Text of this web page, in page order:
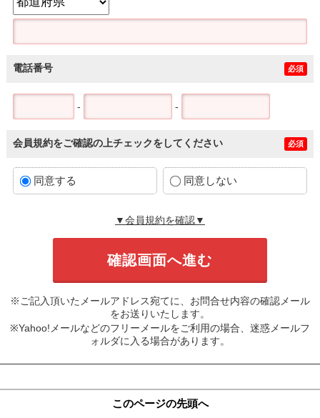
電話番号 必須
- -
会員規約をご確認の上チェックをしてください 必須
同意する 同意しない
▼会員規約を確認▼
※ご記入頂いたメールアドレス宛てに、お問合せ内容の確認メール
をお送りいたします。
※Yahoo!メールなどのフリーメールをご利用の場合、迷惑メールフ
ォルダに入る場合があります。
このページの先頭へ